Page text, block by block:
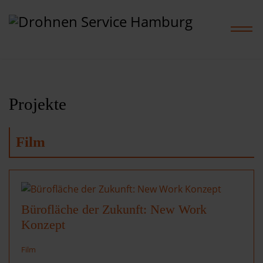
Home
Leistungen
Projekte
Preise
Projekte
Film
Bürofläche der Zukunft: New Work
Konzept
Film